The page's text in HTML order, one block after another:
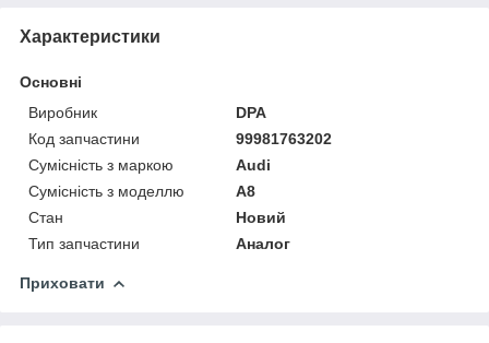
Характеристики
Основні
Виробник
DPA
Код запчастини
99981763202
Сумісність з маркою
Audi
Сумісність з моделлю
A8
Стан
Новий
Тип запчастини
Аналог
Приховати